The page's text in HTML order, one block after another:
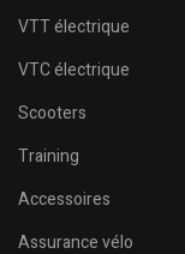
VTT électrique
VTC électrique
Scooters
Training
Accessoires
Assurance vélo